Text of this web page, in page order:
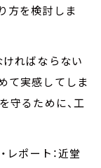
方を検討しま
ければならない
て実感してしま
守るために、工
レポート：近堂